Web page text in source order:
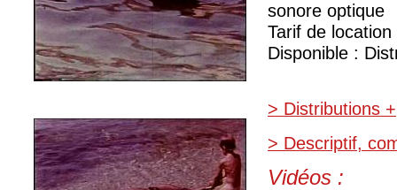
sonore optique
Tarif de
Disponible :
> Distributions +
> Descriptif,
Vidéos :